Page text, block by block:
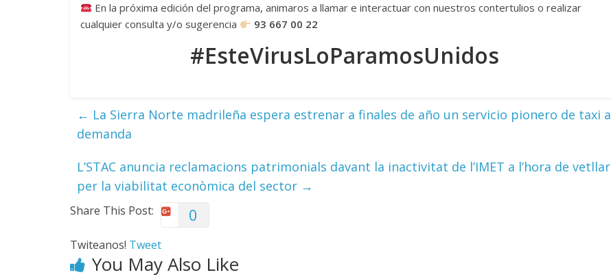
En la próxima edición del programa, animaros a llamar e interactuar con nuestros contertulios o realizar
cualquier consulta y/o sugerencia
93 667 00 22
#EsteVirusLoParamosUnidos
← La Sierra Norte madrileña espera estrenar a finales de año un servicio pionero de taxi a
demanda
L’STAC anuncia reclamacions patrimonials davant la inactivitat de l’IMET a l’hora de vetllar
per la viabilitat econòmica del sector →
Share This Post: 0
Twiteanos! Tweet
You May Also Like